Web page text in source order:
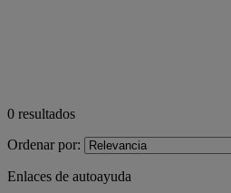
0 resultados
Ordenar por:
Enlaces de autoayuda